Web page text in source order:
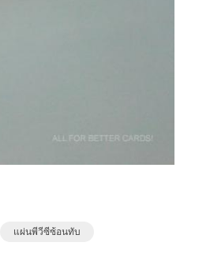
แผ่นพีวีซีซ้อนทับ